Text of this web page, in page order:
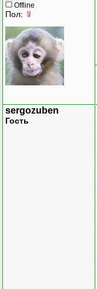
Offline
Пол:
sergozuben
Гость